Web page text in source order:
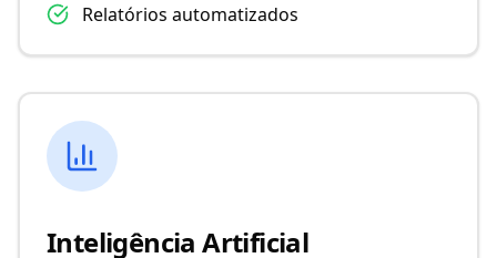
Relatórios automatizados
Inteligência Artificial